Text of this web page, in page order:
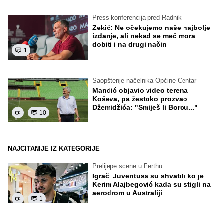
1
Press konferencija pred Radnik
Zekić: Ne očekujemo naše najbolje
izdanje, ali nekad se meč mora
dobiti i na drugi način
10
Saopštenje načelnika Općine Centar
Mandić objavio video terena
Koševa, pa žestoko prozvao
Džemidžića: "Smiješ li Borcu..."
NAJČITANIJE IZ KATEGORIJE
1
Prelijepe scene u Perthu
Igrači Juventusa su shvatili ko je
Kerim Alajbegović kada su stigli na
aerodrom u Australiji